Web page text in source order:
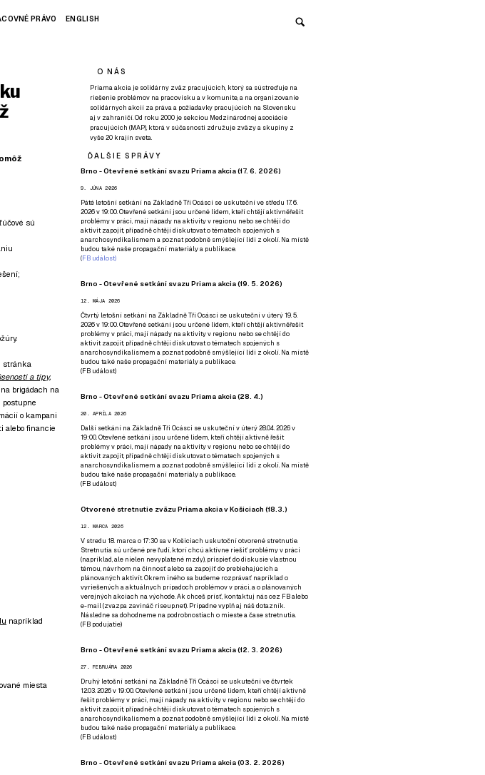
PRÁVO ENGLISH
sú
stránka
a tipy,
brigádach na
postupne
o kampani
alebo financie
napríklad
miesta
O NÁS
Priama akcia je solidárny zväz pracujúcich, ktorý sa sústreďuje na
riešenie problémov na pracovisku a v komunite, a na organizovanie
solidárnych akcií za práva a požiadavky pracujúcich na Slovensku
aj v zahraničí. Od roku 2000 je sekciou Medzinárodnej asociácie
pracujúcich (MAP), ktorá v súčasnosti združuje zväzy a skupiny z
vyše 20 krajín sveta.
ĎALŠIE SPRÁVY
Brno - Otevřené setkání svazu Priama akcia (17. 6. 2026)
9. JÚNA 2026
Páté letošní setkání na Základně Tři Ocásci se uskuteční ve středu 17. 6.
2026 v 19:00. Otevřené setkání jsou určené lidem, kteří chtějí aktivněřešit
problémy v práci, mají nápady na aktivity v regionu nebo se chtějí do
aktivit zapojit, případně chtějí diskutovat o tématech spojených s
anarchosyndikalismem a poznat podobně smýšlející lidi z okolí. Na místě
budou také naše propagační materiály a publikace.
(FB událost)
Brno - Otevřené setkání svazu Priama akcia (19. 5. 2026)
12. MÁJA 2026
Čtvrtý letošní setkání na Základně Tři Ocásci se uskuteční v úterý 19. 5.
2026 v 19:00. Otevřené setkání jsou určené lidem, kteří chtějí aktivněřešit
problémy v práci, mají nápady na aktivity v regionu nebo se chtějí do
aktivit zapojit, případně chtějí diskutovat o tématech spojených s
anarchosyndikalismem a poznat podobně smýšlející lidi z okolí. Na místě
budou také naše propagační materiály a publikace.
(FB událost)
Brno - Otevřené setkání svazu Priama akcia (28. 4.)
20. APRÍLA 2026
Další setkání na Základně Tři Ocásci se uskuteční v úterý 28.04. 2026 v
19:00. Otevřené setkání jsou určené lidem, kteří chtějí aktivně řešit
problémy v práci, mají nápady na aktivity v regionu nebo se chtějí do
aktivit zapojit, případně chtějí diskutovat o tématech spojených s
anarchosyndikalismem a poznat podobně smýšlející lidi z okolí. Na místě
budou také naše propagační materiály a publikace.
(FB událost)
Otvorené stretnutie zväzu Priama akcia v Košiciach (18.3.)
12. MARCA 2026
V stredu 18. marca o 17:30 sa v Košiciach uskutoční otvorené stretnutie.
Stretnutia sú určené pre ľudí, ktorí chcú aktívne riešiť problémy v práci
(napríklad, ale nielen nevyplatené mzdy), prispieť do diskusie vlastnou
témou, návrhom na činnosť alebo sa zapojiť do prebiehajúcich a
plánovaných aktivít. Okrem iného sa budeme rozprávať napríklad o
vyriešených a aktuálnych prípadoch problémov v práci, a o plánovaných
verejných akciach na východe. Ak chceš prísť, kontaktuj nás cez FBalebo
e-mail (zvazpa zavináč riseup.net). Prípadnevyplň aj náš dotazník.
Následne sa dohodneme na podrobnostiach o mieste a čase stretnutia.
(FB podujatie)
Brno - Otevřené setkání svazu Priama akcia (12. 3. 2026)
27. FEBRUÁRA 2026
Druhý letošní setkání na Základně Tři Ocásci se uskuteční ve čtvrtek
12.03. 2026 v 19:00. Otevřené setkání jsou určené lidem, kteří chtějí aktivně
řešit problémy v práci, mají nápady na aktivity v regionu nebo se chtějí do
aktivit zapojit, případně chtějí diskutovat o tématech spojených s
anarchosyndikalismem a poznat podobně smýšlející lidi z okolí. Na místě
budou také naše propagační materiály a publikace.
(FB událost)
Brno - Otevřené setkání svazu Priama akcia (03. 2. 2026)